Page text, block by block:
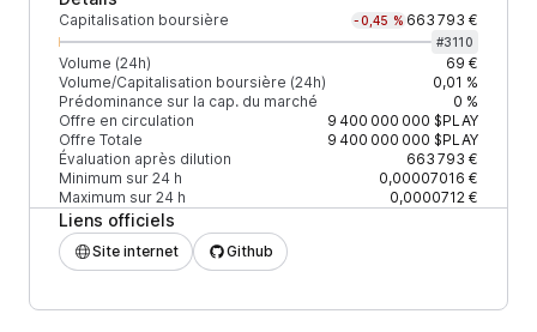
Capitalisation boursière -0,45 % 663 793 €
#3110
Volume (24h)
69 €
Volume/Capitalisation boursière (24h)
0,01 %
Prédominance sur la cap. du marché
0 %
Offre en circulation
9 400 000 000 $PLAY
Offre Totale
9 400 000 000 $PLAY
Évaluation après dilution
663 793 €
Minimum sur 24 h
0,00007016 €
Maximum sur 24 h
0,0000712 €
Liens officiels
Site internet Github